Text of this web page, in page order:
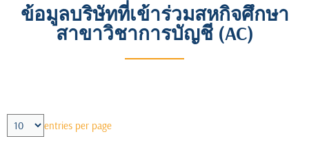
ข้อมูลบริษัทที่เข้าร่วมสหกิจศึกษา
สาขาวิชาการบัญชี (AC)
entries per page